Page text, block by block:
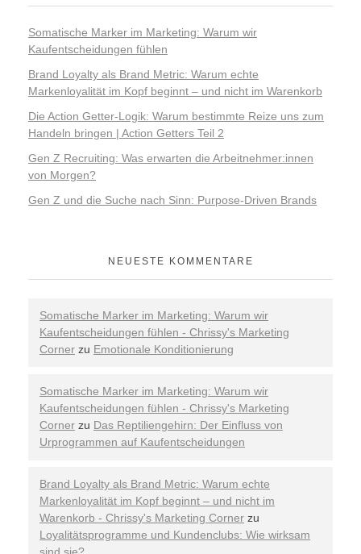
Somatische Marker im Marketing: Warum wir
Kaufentscheidungen fühlen
Brand Loyalty als Brand Metric: Warum echte
Markenloyalität im Kopf beginnt – und nicht im Warenkorb
Die Action Getter-Logik: Warum bestimmte Reize uns zum
Handeln bringen | Action Getters Teil 2
Gen Z Recruiting: Was erwarten die Arbeitnehmer:innen
von Morgen?
Gen Z und die Suche nach Sinn: Purpose-Driven Brands
NEUESTE KOMMENTARE
Somatische Marker im Marketing: Warum wir
Kaufentscheidungen fühlen - Chrissy's Marketing
Corner zu Emotionale Konditionierung
Somatische Marker im Marketing: Warum wir
Kaufentscheidungen fühlen - Chrissy's Marketing
Corner zu Das Reptiliengehirn: Der Einfluss von
Urprogrammen auf Kaufentscheidungen
Brand Loyalty als Brand Metric: Warum echte
Markenloyalität im Kopf beginnt – und nicht im
Warenkorb - Chrissy's Marketing Corner zu
Loyalitätsprogramme und Kundenclubs: Wie wirksam